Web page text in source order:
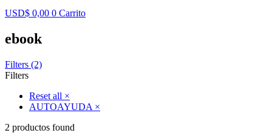
USD$ 0,00 0 Carrito
ebook
Filters (2)
Filters
Reset all ×
AUTOAYUDA ×
2 productos found